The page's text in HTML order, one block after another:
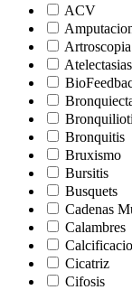
ACV
Artroscopia
Atelectasias
Bronquitis
Bruxismo
Bursitis
Busquets
Cadenas
Calambres
Cicatriz
Cifosis